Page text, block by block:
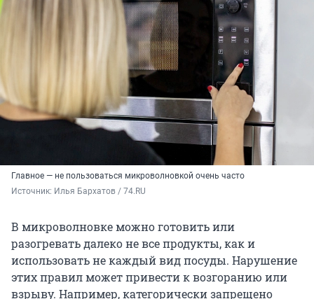
Главное — не пользоваться микроволновкой очень часто
Источник: Илья Бархатов / 74.RU
В микроволновке можно готовить или
разогревать далеко не все продукты, как и
использовать не каждый вид посуды. Нарушение
этих правил может привести к возгоранию или
взрыву. Например, категорически запрещено